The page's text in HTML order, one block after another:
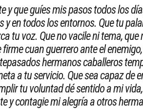
y que guíes mis pasos todos los
en todos los entornos. Que tu
tu voz. Que no vacile ni tema, que
cuan guerrero ante el
hermanos caballeros
a tu servicio. Que sea capaz de
tu voluntad dé sentido a mi
y contagie mi alegría a otros